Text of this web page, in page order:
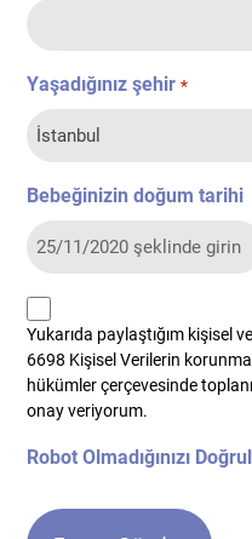
Yaşadığınız şehir *
Bebeğinizin doğum tarihi
kvkk
*
Yukarıda paylaştığım kişisel
6698 Kişisel Verilerin
hükümler çerçevesinde
onay veriyorum.
Robot Olmadığınızı